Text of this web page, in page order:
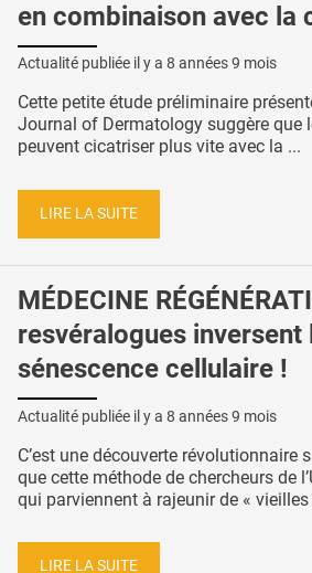
en combinaison avec la
Actualité publiée il y a 8 années 9 mois
Cette petite étude préliminaire
Journal of Dermatology suggère que
peuvent cicatriser plus vite avec la ...
LIRE LA SUITE
MÉDECINE
resvéralogues inversent
sénescence cellulaire !
Actualité publiée il y a 8 années 9 mois
C’est une découverte révolutionnaire
que cette méthode de chercheurs de
qui parviennent à rajeunir de « vieilles
LIRE LA SUITE